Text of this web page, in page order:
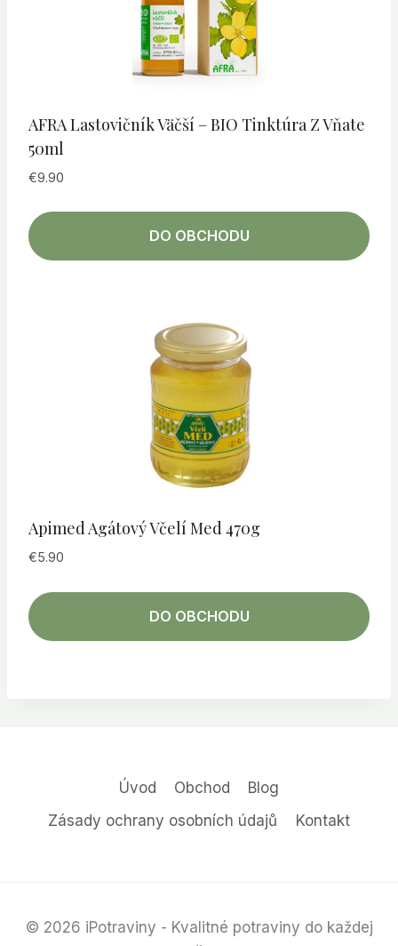
AFRA Lastovičník Väčší – BIO Tinktúra Z Vňate
50ml
€9.90
DO OBCHODU
Apimed Agátový Včelí Med 470g
€5.90
DO OBCHODU
Úvod Obchod
Blog
Zásady ochrany osobních údajů
Kontakt
© 2026 iPotraviny - Kvalitné potraviny do každej